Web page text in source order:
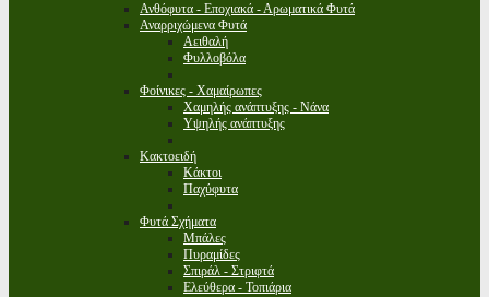
Ανθόφυτα - Εποχιακά - Αρωματικά Φυτά
Αναρριχώμενα Φυτά
Αειθαλή
Φυλλοβόλα
Φοίνικες - Χαμαίρωπες
Χαμηλής ανάπτυξης - Νάνα
Υψηλής ανάπτυξης
Κακτοειδή
Κάκτοι
Παχύφυτα
Φυτά Σχήματα
Μπάλες
Πυραμίδες
Σπιράλ - Στριφτά
Ελεύθερα - Τοπιάρια